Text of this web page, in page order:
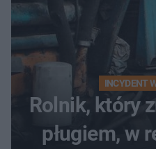
INCYDENT
Rolnik, który
pługiem, w